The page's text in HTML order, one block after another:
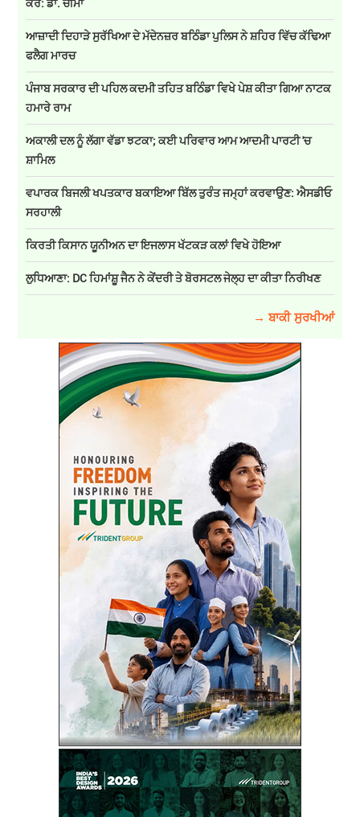
ਕਰੇ: ਡਾ. ਚੀਮਾ
ਆਜ਼ਾਦੀ ਦਿਹਾੜੇ ਸੁਰੱਖਿਆ ਦੇ ਮੱਦੇਨਜ਼ਰ ਬਠਿੰਡਾ ਪੁਲਿਸ ਨੇ ਸ਼ਹਿਰ ਵਿੱਚ ਕੱਢਿਆ
ਫਲੈਗ ਮਾਰਚ
ਪੰਜਾਬ ਸਰਕਾਰ ਦੀ ਪਹਿਲ ਕਦਮੀ ਤਹਿਤ ਬਠਿੰਡਾ ਵਿਖੇ ਪੇਸ਼ ਕੀਤਾ ਗਿਆ ਨਾਟਕ
ਹਮਾਰੇ ਰਾਮ
ਅਕਾਲੀ ਦਲ ਨੂੰ ਲੱਗਾ ਵੱਡਾ ਝਟਕਾ; ਕਈ ਪਰਿਵਾਰ ਆਮ ਆਦਮੀ ਪਾਰਟੀ 'ਚ
ਸ਼ਾਮਿਲ
ਵਪਾਰਕ ਬਿਜਲੀ ਖਪਤਕਾਰ ਬਕਾਇਆ ਬਿੱਲ ਤੁਰੰਤ ਜਮ੍ਹਾਂ ਕਰਵਾਉਣ: ਐਸਡੀਓ
ਸਰਹਾਲੀ
ਕਿਰਤੀ ਕਿਸਾਨ ਯੂਨੀਅਨ ਦਾ ਇਜਲਾਸ ਖੱਟਕੜ ਕਲਾਂ ਵਿਖੇ ਹੋਇਆ
ਲੁਧਿਆਣਾ: DC ਹਿਮਾਂਸ਼ੂ ਜੈਨ ਨੇ ਕੇਂਦਰੀ ਤੇ ਬੋਰਸਟਲ ਜੇਲ੍ਹ ਦਾ ਕੀਤਾ ਨਿਰੀਖਣ
→ ਬਾਕੀ ਸੁਰਖੀਆਂ